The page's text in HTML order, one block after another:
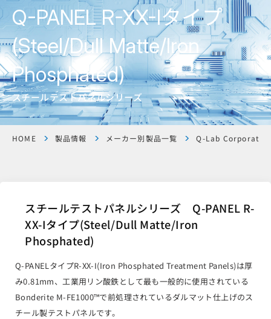
Q-PANEL R-XX-Iタイプ
(Steel/Dull Matte/Iron
Phosphated)
スチールテストパネルシリーズ
HOME 製品情報 メーカー別製品一覧 Q-Lab
スチールテストパネルシリーズ Q-PANEL R-
XX-Iタイプ(Steel/Dull Matte/Iron
Phosphated)
Q-PANELタイプR-XX-I(Iron Phosphated Treatment Panels)は厚
み0.81mm、工業用リン酸鉄として最も一般的に使用されている
Bonderite M-FE1000™で前処理されているダルマット仕上げのス
チール製テストパネルです。